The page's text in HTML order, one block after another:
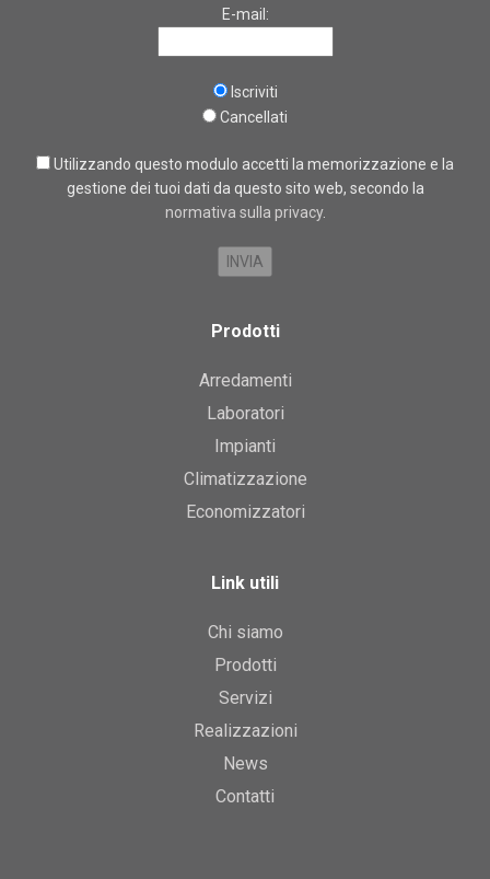
E-mail:
Iscriviti
Cancellati
Utilizzando questo modulo accetti la memorizzazione e la
gestione dei tuoi dati da questo sito web, secondo la
normativa sulla privacy.
Prodotti
Arredamenti
Laboratori
Impianti
Climatizzazione
Economizzatori
Link utili
Chi siamo
Prodotti
Servizi
Realizzazioni
News
Contatti